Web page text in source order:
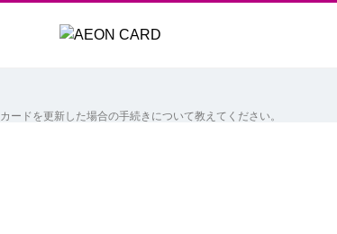
ードを更新した場合の手続きについて教えてください。